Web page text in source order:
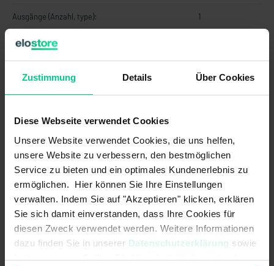
Zustimmung Details Über Cookies
Diese Webseite verwendet Cookies
Unsere Website verwendet Cookies, die uns helfen,
unsere Website zu verbessern, den bestmöglichen
Service zu bieten und ein optimales Kundenerlebnis zu
ermöglichen. Hier können Sie Ihre Einstellungen
verwalten. Indem Sie auf "Akzeptieren" klicken, erklären
Sie sich damit einverstanden, dass Ihre Cookies für
diesen Zweck verwendet werden. Weitere Informationen
dazu finden Sie in unserer Datenschutzerklärung sowie
imImpressum. Sollten Sie hiermit nicht einverstanden
Ausgänge (Anzahl, type): 1
Betriebsspannung max.:
EMV Erdbaumaschinen und
DIN EN ISO 13766-1<br>pulse "load
EMV Land- und forstwirtschaftliche
Maschinen (Norm):
EN ISO 14982<br>pulse 5b: max.
voltage 35V (absolute), functional
status C for pulse 1 and 4
Kurzschlussfestigkeit zu GND:
Versorgung: